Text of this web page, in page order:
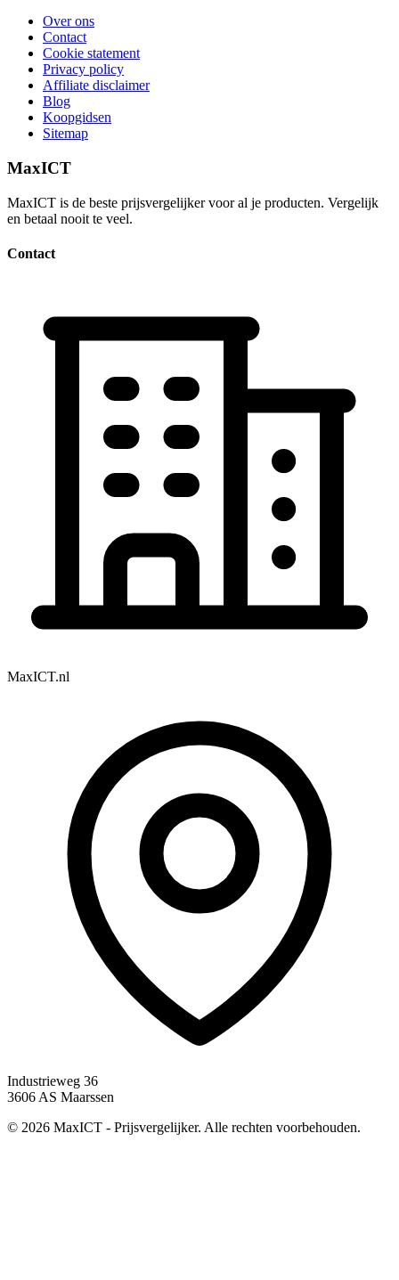
Over ons
Contact
Cookie statement
Privacy policy
Affiliate disclaimer
Blog
Koopgidsen
Sitemap
MaxICT
MaxICT is de beste prijsvergelijker voor al je producten. Vergelijk
en betaal nooit te veel.
Contact
MaxICT.nl
Industrieweg 36
3606 AS Maarssen
© 2026 MaxICT - Prijsvergelijker. Alle rechten voorbehouden.